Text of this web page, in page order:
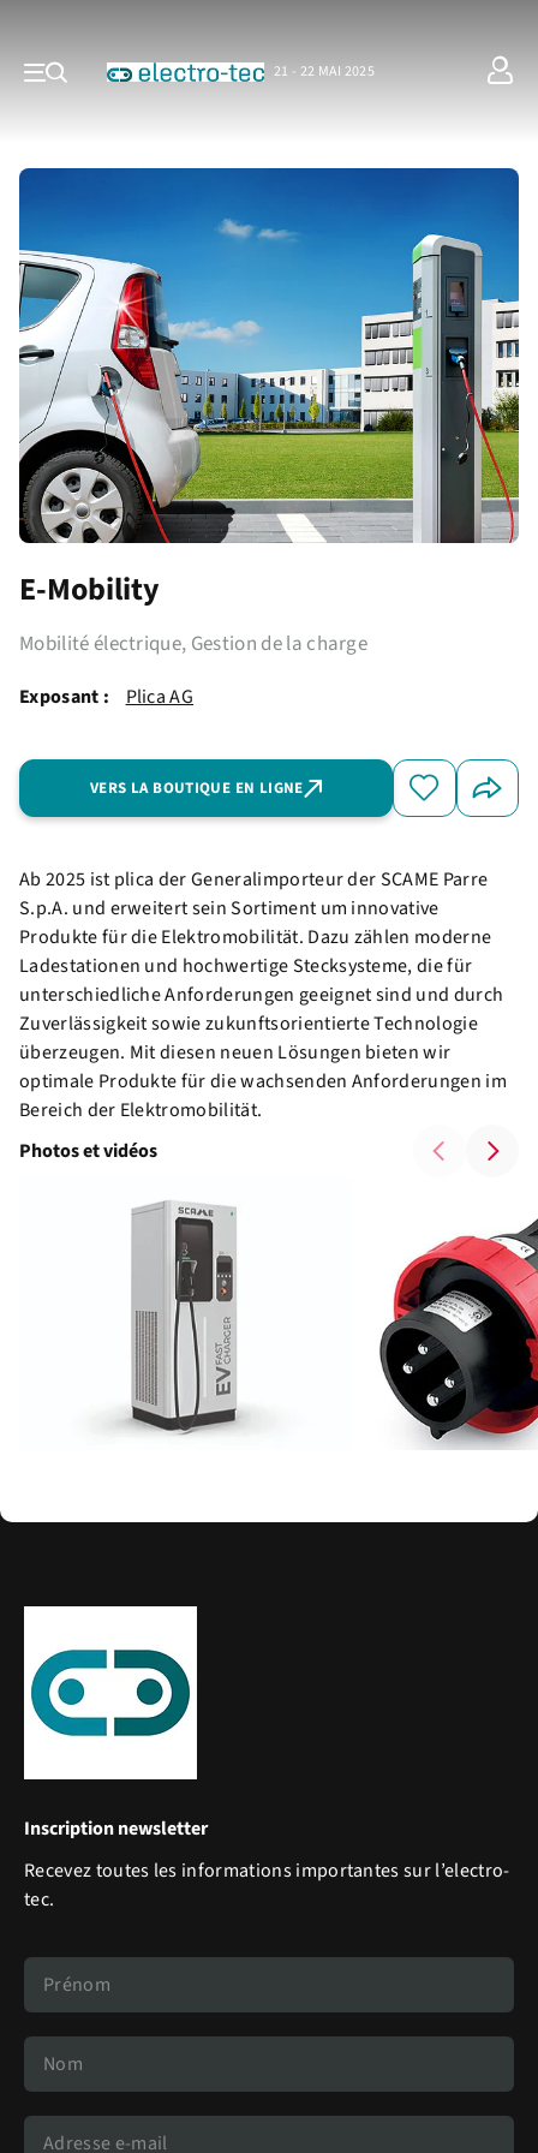
21 - 22 MAI 2025
E-Mobility
Mobilité électrique, Gestion de la charge
Exposant : Plica AG
VERS LA BOUTIQUE EN LIGNE
Ab 2025 ist plica der Generalimporteur der SCAME Parre
S.p.A. und erweitert sein Sortiment um innovative
Produkte für die Elektromobilität. Dazu zählen moderne
Ladestationen und hochwertige Stecksysteme, die für
unterschiedliche Anforderungen geeignet sind und durch
Zuverlässigkeit sowie zukunftsorientierte Technologie
überzeugen. Mit diesen neuen Lösungen bieten wir
optimale Produkte für die wachsenden Anforderungen im
Bereich der Elektromobilität.
Photos et vidéos
Inscription newsletter
Recevez toutes les informations importantes sur l’electro-
tec.